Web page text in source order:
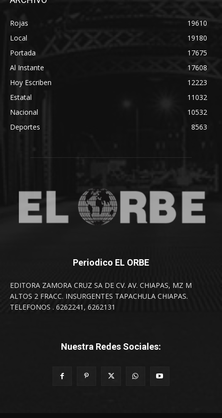
Rojas
19610
Local
19180
Portada
17675
Al Instante
17608
Hoy Escriben
12223
Estatal
11032
Nacional
10532
Deportes
8563
Periodico EL ORBE
EDITORA ZAMORA CRUZ SA DE CV. AV. CHIAPAS, MZ M
ALTOS 2 FRACC. INSURGENTES TAPACHULA CHIAPAS.
TELEFONOS . 6262241, 6262131
Nuestra Redes Sociales: